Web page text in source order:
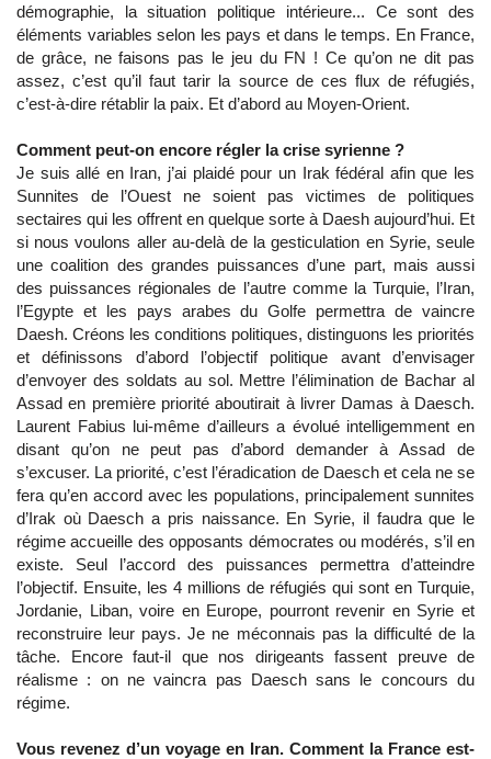
démographie, la situation politique intérieure... Ce sont des
éléments variables selon les pays et dans le temps. En France,
de grâce, ne faisons pas le jeu du FN ! Ce qu’on ne dit pas
assez, c’est qu’il faut tarir la source de ces flux de réfugiés,
c’est-à-dire rétablir la paix. Et d’abord au Moyen-Orient.
Comment peut-on encore régler la crise syrienne ?
Je suis allé en Iran, j’ai plaidé pour un Irak fédéral afin que les
Sunnites de l’Ouest ne soient pas victimes de politiques
sectaires qui les offrent en quelque sorte à Daesh aujourd’hui. Et
si nous voulons aller au-delà de la gesticulation en Syrie, seule
une coalition des grandes puissances d’une part, mais aussi
des puissances régionales de l’autre comme la Turquie, l’Iran,
l’Egypte et les pays arabes du Golfe permettra de vaincre
Daesh. Créons les conditions politiques, distinguons les priorités
et définissons d’abord l’objectif politique avant d’envisager
d’envoyer des soldats au sol. Mettre l’élimination de Bachar al
Assad en première priorité aboutirait à livrer Damas à Daesch.
Laurent Fabius lui-même d’ailleurs a évolué intelligemment en
disant qu’on ne peut pas d’abord demander à Assad de
s’excuser. La priorité, c’est l’éradication de Daesch et cela ne se
fera qu’en accord avec les populations, principalement sunnites
d’Irak où Daesch a pris naissance. En Syrie, il faudra que le
régime accueille des opposants démocrates ou modérés, s’il en
existe. Seul l’accord des puissances permettra d’atteindre
l’objectif. Ensuite, les 4 millions de réfugiés qui sont en Turquie,
Jordanie, Liban, voire en Europe, pourront revenir en Syrie et
reconstruire leur pays. Je ne méconnais pas la difficulté de la
tâche. Encore faut-il que nos dirigeants fassent preuve de
réalisme : on ne vaincra pas Daesch sans le concours du
régime.
Vous revenez d’un voyage en Iran. Comment la France est-